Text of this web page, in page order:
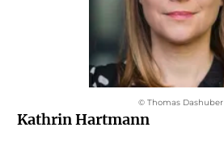
© Thomas Dashuber
Kathrin Hartmann